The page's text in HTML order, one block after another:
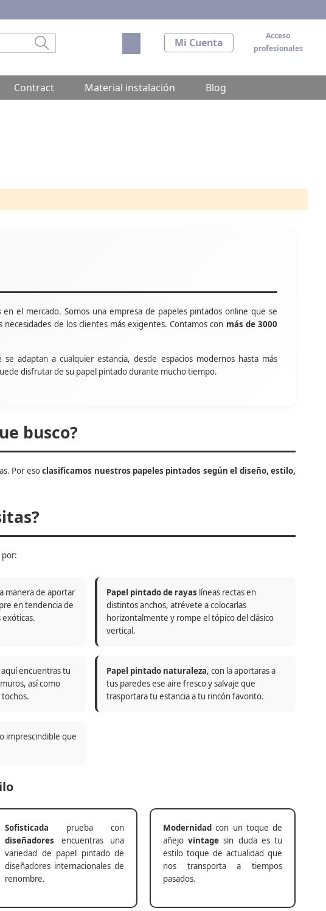
Acceso
profesionales
Mi Cuenta
Mi carrito
Contract Material instalación Blog
en el mercado. Somos una empresa de papeles pintados online que se
necesidades de los clientes más exigentes. Contamos con más de 3000
adaptan a cualquier estancia, desde espacios modernos hasta más
disfrutar de su papel pintado durante mucho tiempo.
busco?
Por esoclasificamos nuestros papeles pintados según el diseño, estilo,
por:
manera de aportar
en tendencia de
exóticas.
Papel pintado de rayas líneas rectas en
distintos anchos, atrévete a colocarlas
horizontalmente y rompe el tópico del clásico
vertical.
aquí encuentras tu
así como
Papel pintado naturaleza, con la aportaras a
tus paredes ese aire fresco y salvaje que
trasportara tu estancia a tu rincón favorito.
imprescindible que
Sofisticada prueba con
diseñadores encuentras una
variedad de papel pintado de
diseñadores internacionales de
renombre.
Modernidad con un toque de
añejovintage sin duda es tu
estilo toque de actualidad que
nos transporta a tiempos
pasados.